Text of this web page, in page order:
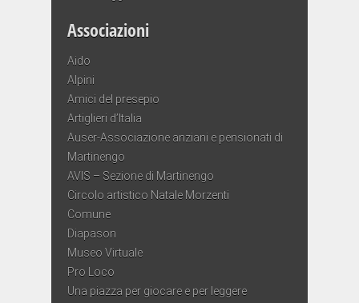
Associazioni
Aido
Alpini
Amici del presepio
Artiglieri d’Italia
Auser-Associazione anziani e pensionati di
Martinengo
AVIS – Sezione di Martinengo
Circolo artistico Natale Morzenti
Comune
Diapason
Museo Virtuale
Pro Loco
Una piazza per giocare e per leggere